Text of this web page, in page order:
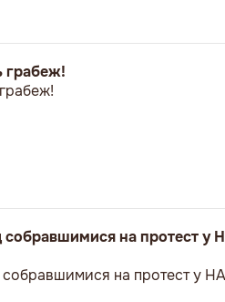
грабеж!
собравшимися на протест
собравшимися на протест у